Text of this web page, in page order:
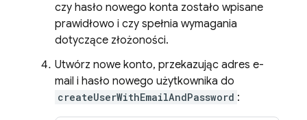
czy hasło nowego konta zostało wpisane
prawidłowo i czy spełnia wymagania
dotyczące złożoności.
Utwórz nowe konto, przekazując adres e-
mail i hasło nowego użytkownika do
createUserWithEmailAndPassword :